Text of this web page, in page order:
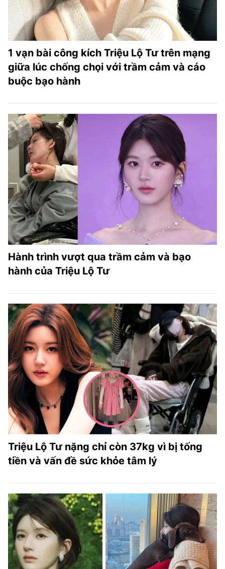
1 vạn bài công kích Triệu Lộ Tư trên mạng
giữa lúc chống chọi với trầm cảm và cáo
buộc bạo hành
Hành trình vượt qua trầm cảm và bạo
hành của Triệu Lộ Tư
Triệu Lộ Tư nặng chỉ còn 37kg vì bị tống
tiền và vấn đề sức khỏe tâm lý